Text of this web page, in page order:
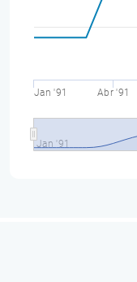
Jan '91 Abr '91
Jan '91